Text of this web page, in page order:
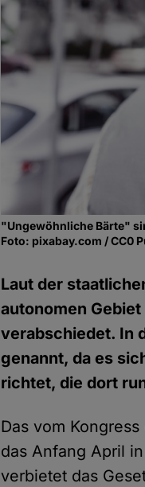
"Ungewöhnliche Bärte"
Foto: pixabay.com / CC0
Laut der
autonomen
verabschiedet. In
genannt, da es
richtet, die dort
Das vom
das Anfang April
verbietet das